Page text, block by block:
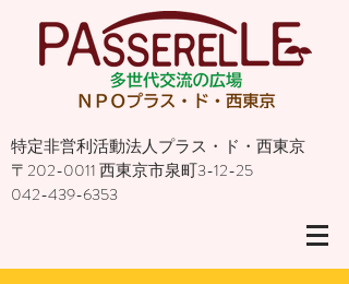
特定非営利活動法人プラス・ド・西東京
〒202-0011 西東京市泉町3-12-25
042-439-6353